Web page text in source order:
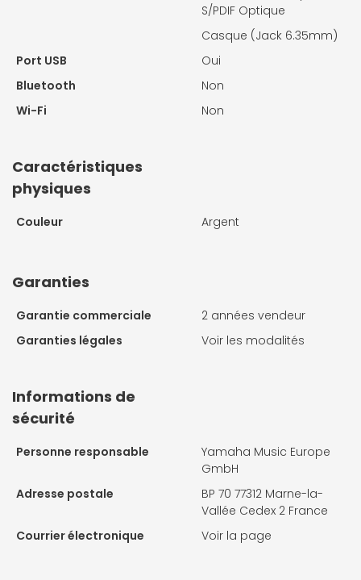
S/PDIF Optique
Casque (Jack 6.35mm)
Port USB
Oui
Bluetooth
Non
Wi-Fi
Non
Caractéristiques
physiques
Couleur Argent
Garanties
Garantie commerciale
2 années vendeur
Garanties légales
Voir les modalités
Informations de
sécurité
Personne responsable
Yamaha Music Europe
GmbH
Adresse postale
BP 70 77312 Marne-la-
Vallée Cedex 2 France
Courrier électronique
Voir la page